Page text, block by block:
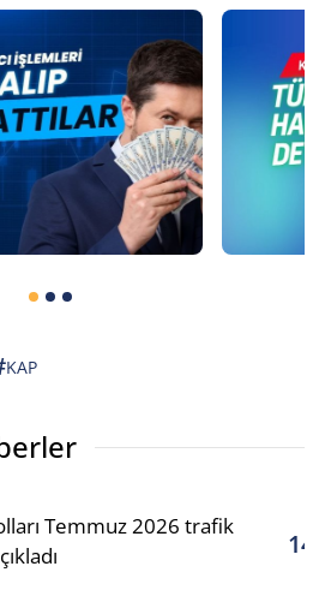
KAP
Temmuz 2026 trafik